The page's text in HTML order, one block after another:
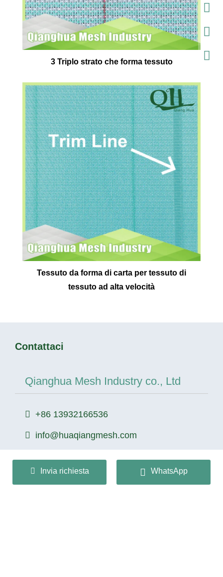
3 Triplo strato che forma tessuto
Tessuto da forma di carta per tessuto di
tessuto ad alta velocità
Contattaci
Qianghua Mesh Industry co., Ltd
+86 13932166536
info@huaqiangmesh.com
sitemap |privacy Policy
Invia richiesta WhatsApp